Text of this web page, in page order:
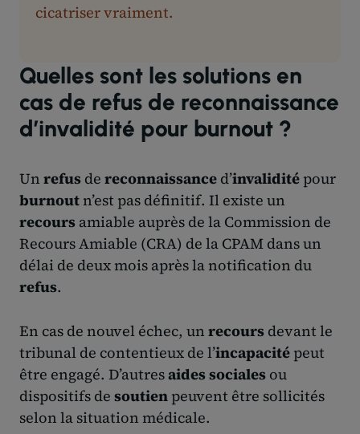
cicatriser vraiment.
Quelles sont les solutions en
cas de refus de reconnaissance
d’invalidité pour burnout ?
Un refus de reconnaissance d’invalidité pour
burnoutn’est pas définitif. Il existe un
recours amiable auprès de la Commission de
Recours Amiable (CRA) de la CPAM dans un
délai de deux mois après la notification du
refus.
En cas de nouvel échec, un recours devant le
tribunal de contentieux de l’incapacité peut
être engagé. D’autresaides sociales ou
dispositifs de soutien peuvent être sollicités
selon la situation médicale.